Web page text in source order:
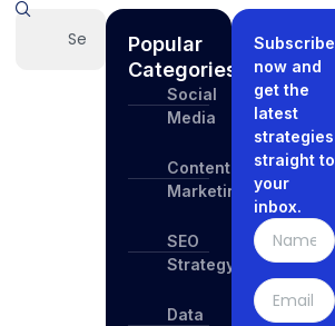
Popular
Categories
Social
Media
Content
Marketing
SEO
Strategy
Data
Subscribe
now and
get the
latest
strategies
straight to
your
inbox.